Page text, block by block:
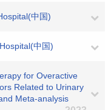
中国)
中国)
for Overactive
Related to Urinary
Meta-analysis